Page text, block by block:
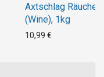
Axtschlag
(Wine), 1kg
10,99 €